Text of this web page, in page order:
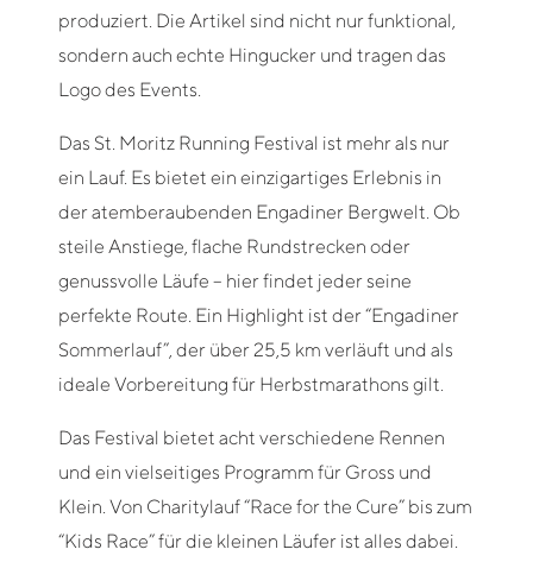
produziert. Die Artikel sind nicht nur funktional,
sondern auch echte Hingucker und tragen das
Logo des Events.
Das St. Moritz Running Festival ist mehr als nur
ein Lauf. Es bietet ein einzigartiges Erlebnis in
der atemberaubenden Engadiner Bergwelt. Ob
steile Anstiege, flache Rundstrecken oder
genussvolle Läufe – hier findet jeder seine
perfekte Route. Ein Highlight ist der “Engadiner
Sommerlauf”, der über 25,5 km verläuft und als
ideale Vorbereitung für Herbstmarathons gilt.
Das Festival bietet acht verschiedene Rennen
und ein vielseitiges Programm für Gross und
Klein. Von Charitylauf “Race for the Cure” bis zum
“Kids Race” für die kleinen Läufer ist alles dabei.